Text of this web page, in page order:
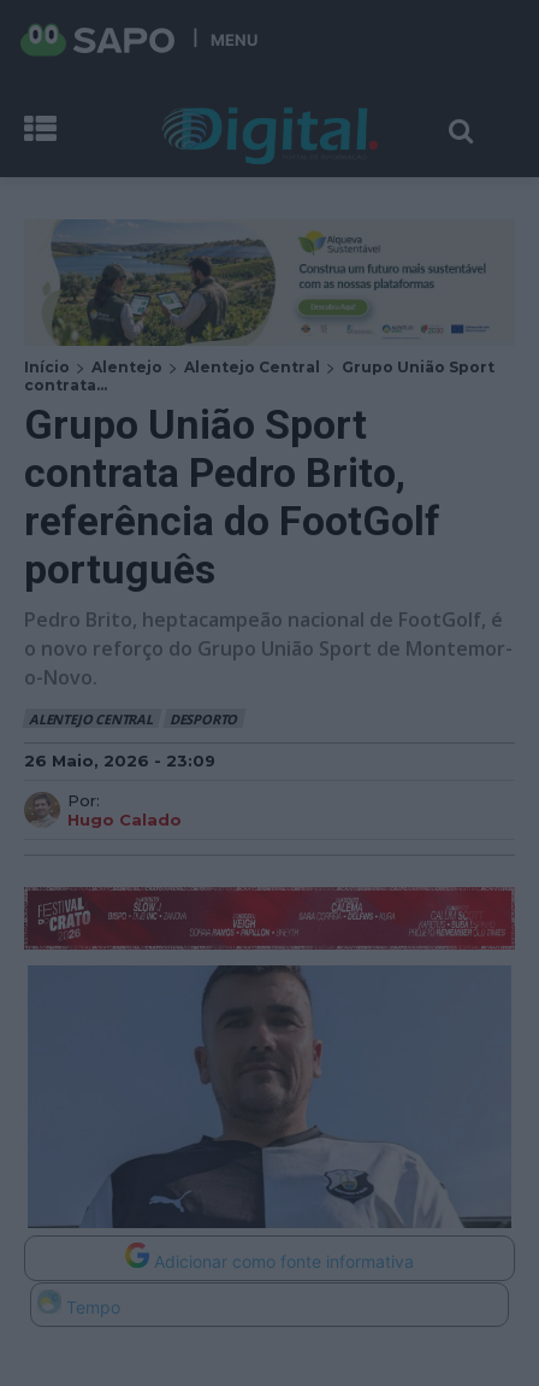
MENU
Início Alentejo Alentejo Central
Grupo União Sport
contrata...
Grupo União Sport
contrata Pedro Brito,
referência do FootGolf
português
Pedro Brito, heptacampeão nacional de FootGolf, é
o novo reforço do Grupo União Sport de Montemor-
o-Novo.
ALENTEJO CENTRAL DESPORTO
26 Maio, 2026 - 23:09
Por:
Hugo Calado
Adicionar como fonte informativa
Tempo